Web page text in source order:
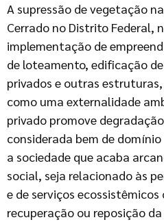
A supressão de vegetação
Cerrado no Distrito Federal,
implementação de
de loteamento, edificação
privados e outras
como uma externalidade
privado promove
considerada bem de
a sociedade que acaba
social, seja relacionado às
e de serviços
recuperação ou reposição